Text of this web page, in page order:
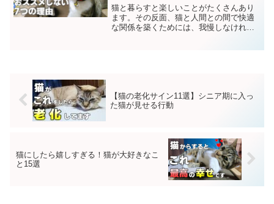
猫と暮らすと楽しいことがたくさんあり
ます。その反面、猫と人間との間で快適
な関係を築くためには、我慢しなければ
【猫の老化サイン11選】シニア期に入っ
た猫が見せる行動
猫にしたら嬉しすぎる！猫が大好きなこ
と15選